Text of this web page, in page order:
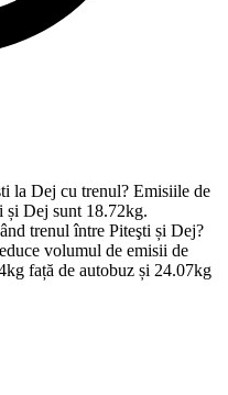
la Dej cu trenul? Emisiile de
și Dej sunt 18.72kg.
trenul între Piteşti și Dej?
volumul de emisii de
față de autobuz și 24.07kg